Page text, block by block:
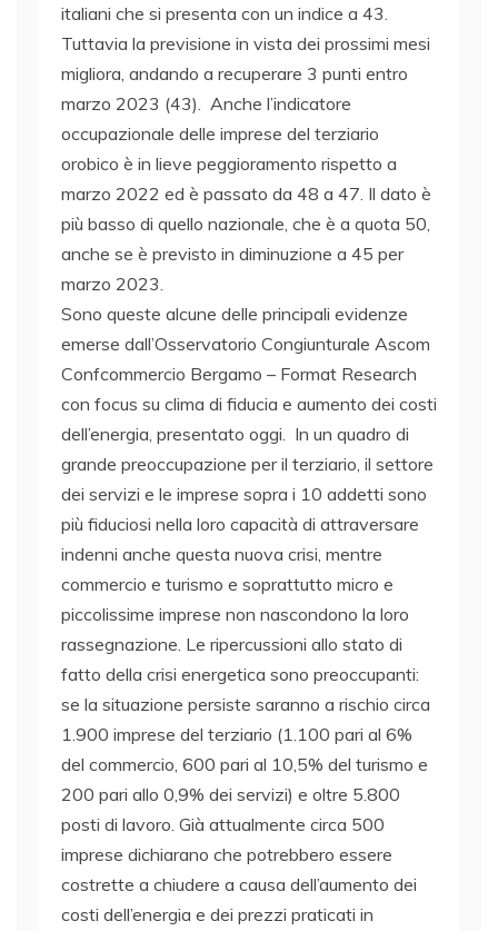
italiani che si presenta con un indice a 43.
Tuttavia la previsione in vista dei prossimi mesi
migliora, andando a recuperare 3 punti entro
marzo 2023 (43). Anche l’indicatore
occupazionale delle imprese del terziario
orobico è in lieve peggioramento rispetto a
marzo 2022 ed è passato da 48 a 47. Il dato è
più basso di quello nazionale, che è a quota 50,
anche se è previsto in diminuzione a 45 per
marzo 2023.
Sono queste alcune delle principali evidenze
emerse dall’Osservatorio Congiunturale Ascom
Confcommercio Bergamo – Format Research
con focus su clima di fiducia e aumento dei costi
dell’energia, presentato oggi. In un quadro di
grande preoccupazione per il terziario, il settore
dei servizi e le imprese sopra i 10 addetti sono
più fiduciosi nella loro capacità di attraversare
indenni anche questa nuova crisi, mentre
commercio e turismo e soprattutto micro e
piccolissime imprese non nascondono la loro
rassegnazione. Le ripercussioni allo stato di
fatto della crisi energetica sono preoccupanti:
se la situazione persiste saranno a rischio circa
1.900 imprese del terziario (1.100 pari al 6%
del commercio, 600 pari al 10,5% del turismo e
200 pari allo 0,9% dei servizi) e oltre 5.800
posti di lavoro. Già attualmente circa 500
imprese dichiarano che potrebbero essere
costrette a chiudere a causa dell’aumento dei
costi dell’energia e dei prezzi praticati in